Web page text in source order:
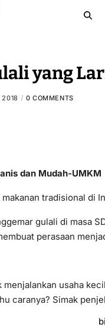
yang
2018 0 COMMENTS
dan Mudah-UMKM
tradisional di
gulali di masa
perasaan
usaha
caranya? Simak